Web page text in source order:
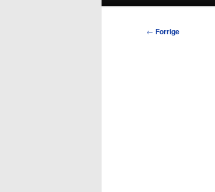
Innleggsnavigasjon
← Forrige